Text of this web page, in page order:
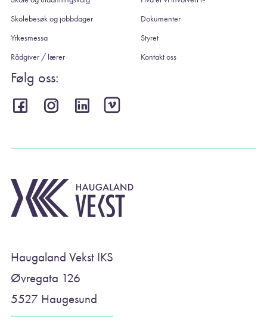
Skolebesøk og jobbdager
Yrkesmessa
Rådgiver / lærer
Dokumenter
Styret
Kontakt oss
Følg oss:
Haugaland Vekst IKS
Øvregata 126
5527 Haugesund